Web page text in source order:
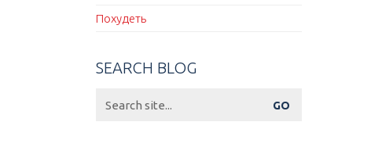
Похудеть
SEARCH BLOG
for: